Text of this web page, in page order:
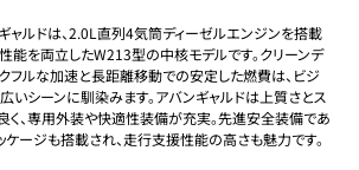
ルドは、2.0L直列4気筒ディーゼルエンジンを搭載
能を両立したW213型の中核モデルです。クリーンデ
フルな加速と長距離移動での安定した燃費は、ビジ
いシーンに馴染みます。アバンギャルドは上質さとス
く、専用外装や快適性装備が充実。先進安全装備であ
ケージも搭載され、走行支援性能の高さも魅力です。